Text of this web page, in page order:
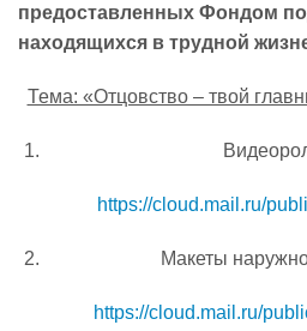
предоставленных Фондом
находящихся в трудной
Тема: «Отцовство – твой
https://cloud.mail.ru/
Макеты
https://cloud.mail.ru/